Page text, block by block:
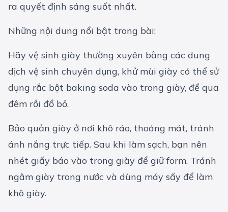
ra quyết định sáng suốt nhất.
Những nội dung nổi bật trong bài:
Hãy vệ sinh giày thường xuyên bằng các dung
dịch vệ sinh chuyên dụng, khử mùi giày có thể sử
dụng rắc bột baking soda vào trong giày, để qua
đêm rồi đổ bỏ.
Bảo quản giày ở nơi khô ráo, thoáng mát, tránh
ánh nắng trực tiếp. Sau khi làm sạch, bạn nên
nhét giấy báo vào trong giày để giữ form. Tránh
ngâm giày trong nước và dùng máy sấy để làm
khô giày.